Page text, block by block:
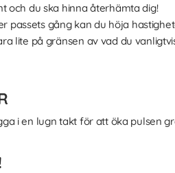
och du ska hinna återhämta dig!
passets gång kan du höja
lite på gränsen av vad du
i en lugn takt för att öka pulsen